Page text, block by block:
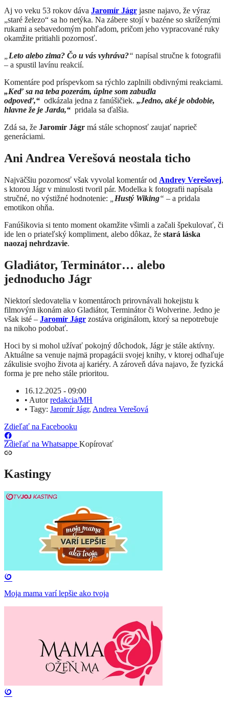
Aj vo veku 53 rokov dáva Jaromír Jágr jasne najavo, že výraz
„staré železo“ sa ho netýka. Na zábere stojí v bazéne so skríženými
rukami a sebavedomým pohľadom, pričom jeho vypracované ruky
okamžite pritiahli pozornosť.
Leto alebo zima? Čo u vás vyhráva?“ napísal stručne k fotografii
– a spustil lavínu reakcií.
Komentáre pod príspevkom sa rýchlo zaplnili obdivnými reakciami.
„Keď sa na teba pozerám, úplne som zabudla
odpoveď,“ odkázala jedna z fanúšičiek. „Jedno, aké je obdobie,
hlavne že je Jarda,“ pridala sa ďalšia.
Zdá sa, že Jaromír Jágr má stále schopnosť zaujať naprieč
generáciami.
Ani Andrea Verešová neostala ticho
Najväčšiu pozornosť však vyvolal komentár od Andrey Verešovej,
s ktorou Jágr v minulosti tvoril pár. Modelka k fotografii napísala
stručné, no výstižné hodnotenie:
Hustý Wiking“ – a pridala
emotikon ohňa.
Fanúšikovia si tento moment okamžite všimli a začali špekulovať, či
ide len o priateľský kompliment, alebo dôkaz, že stará láska
naozaj nehrdzavie.
Gladiátor, Terminátor… alebo
jednoducho Jágr
Niektorí sledovatelia v komentároch prirovnávali hokejistu k
filmovým ikonám ako Gladiátor, Terminátor či Wolverine. Jedno je
však isté – Jaromír Jágr zostáva originálom, ktorý sa nepotrebuje
na nikoho podobať.
Hoci by si mohol užívať pokojný dôchodok, Jágr je stále aktívny.
Aktuálne sa venuje najmä propagácii svojej knihy, v ktorej odhaľuje
zákulisie svojho života aj kariéry. A zároveň dáva najavo, že fyzická
forma je pre neho stále prioritou.
16.12.2025 - 09:00
• Autorredakcia/MH
• Tagy: Jaromír Jágr, Andrea Verešová
Zdieľať na Facebooku
Zdieľať na Whatsappe Kopírovať
Kastingy
Moja mama varí lepšie ako tvoja